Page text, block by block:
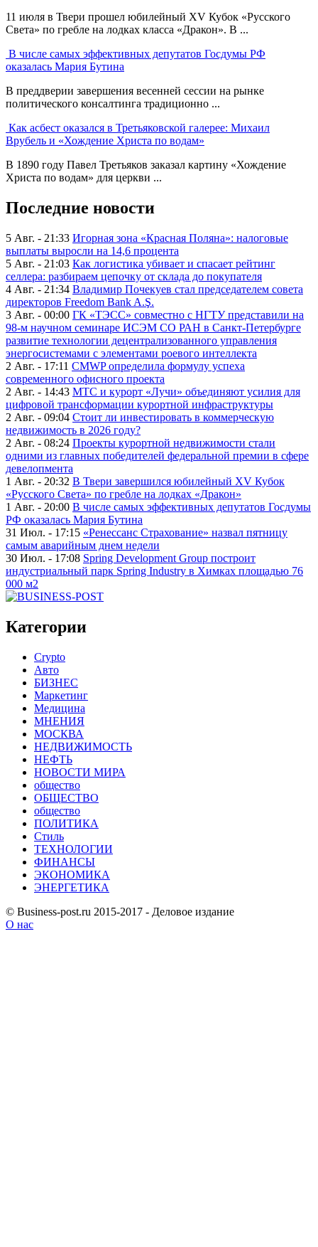
11 июля в Твери прошел юбилейный XV Кубок «Русского
Света» по гребле на лодках класса «Дракон». В ...
В числе самых эффективных депутатов Госдумы РФ
оказалась Мария Бутина
В преддверии завершения весенней сессии на рынке
политического консалтинга традиционно ...
Как асбест оказался в Третьяковской галерее: Михаил
Врубель и «Хождение Христа по водам»
В 1890 году Павел Третьяков заказал картину «Хождение
Христа по водам» для церкви ...
Последние новости
5 Авг. - 21:33 Игорная зона «Красная Поляна»: налоговые
выплаты выросли на 14,6 процента
5 Авг. - 21:03 Как логистика убивает и спасает рейтинг
селлера: разбираем цепочку от склада до покупателя
4 Авг. - 21:34 Владимир Почекуев стал председателем совета
директоров Freedom Bank A.Ş.
3 Авг. - 00:00 ГК «ТЭСС» совместно с НГТУ представили на
98-м научном семинаре ИСЭМ СО РАН в Санкт-Петербурге
развитие технологии децентрализованного управления
энергосистемами с элементами роевого интеллекта
2 Авг. - 17:11 CMWP определила формулу успеха
современного офисного проекта
2 Авг. - 14:43 МТС и курорт «Лучи» объединяют усилия для
цифровой трансформации курортной инфраструктуры
2 Авг. - 09:04 Стоит ли инвестировать в коммерческую
недвижимость в 2026 году?
2 Авг. - 08:24 Проекты курортной недвижимости стали
одними из главных победителей федеральной премии в сфере
девелопмента
1 Авг. - 20:32 В Твери завершился юбилейный XV Кубок
«Русского Света» по гребле на лодках «Дракон»
1 Авг. - 20:00 В числе самых эффективных депутатов Госдумы
РФ оказалась Мария Бутина
31 Июл. - 17:15 «Ренессанс Страхование» назвал пятницу
самым аварийным днем недели
30 Июл. - 17:08 Spring Development Group построит
индустриальный парк Spring Industry в Химках площадью 76
000 м2
Категории
Crypto
Авто
БИЗНЕС
Маркетинг
Медицина
МНЕНИЯ
МОСКВА
НЕДВИЖИМОСТЬ
НЕФТЬ
НОВОСТИ МИРА
общество
ОБЩЕСТВО
общество
ПОЛИТИКА
Стиль
ТЕХНОЛОГИИ
ФИНАНСЫ
ЭКОНОМИКА
ЭНЕРГЕТИКА
© Business-post.ru 2015-2017 - Деловое издание
О нас